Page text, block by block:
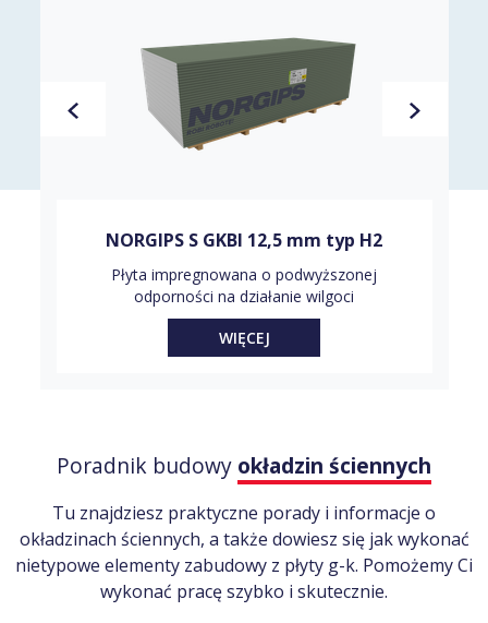
NORGIPS S GKBI 12,5 mm typ H2
Płyta impregnowana o podwyższonej
odporności na działanie wilgoci
WIĘCEJ
Poradnik budowy okładzin ściennych
Tu znajdziesz praktyczne porady i informacje o
okładzinach ściennych, a także dowiesz się jak wykonać
nietypowe elementy zabudowy z płyty g-k. Pomożemy Ci
wykonać pracę szybko i skutecznie.